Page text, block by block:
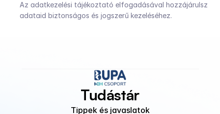
Az adatkezelési tájékoztató elfogadásával hozzájárulsz
adataid biztonságos és jogszerű kezeléséhez.
Tudástár
Tippek és javaslatok